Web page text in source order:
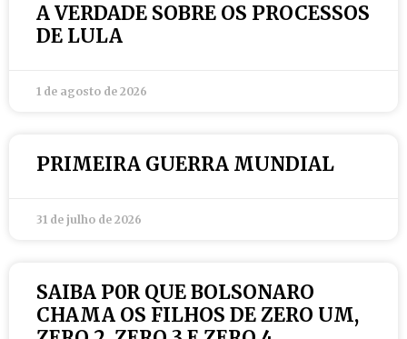
A VERDADE SOBRE OS PROCESSOS
DE LULA
1 de agosto de 2026
PRIMEIRA GUERRA MUNDIAL
31 de julho de 2026
SAIBA P0R QUE BOLSONARO
CHAMA OS FILHOS DE ZERO UM,